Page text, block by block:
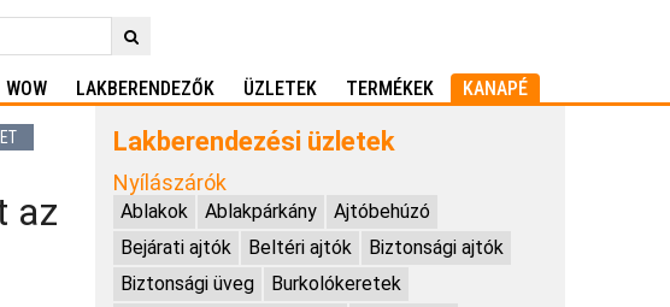
WOW LAKBERENDEZŐK ÜZLETEK TERMÉKEK KANAPÉ
az
Lakberendezési üzletek
Nyílászárók
Ablakok Ablakpárkány
Ajtóbehúzó
Bejárati ajtók
Beltéri ajtók
Biztonsági ajtók
Biztonsági üveg
Burkolókeretek